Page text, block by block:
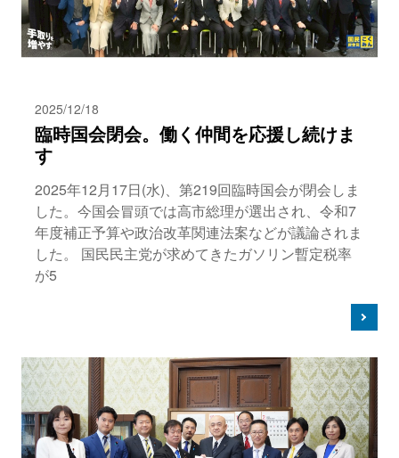
2025/12/18
臨時国会閉会。働く仲間を応援し続けま
す
2025年12月17日(水)、第219回臨時国会が閉会しま
した。今国会冒頭では高市総理が選出され、令和7
年度補正予算や政治改革関連法案などが議論されま
した。 国民民主党が求めてきたガソリン暫定税率
が5